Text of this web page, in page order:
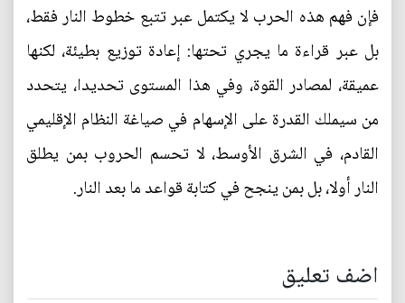
فإن فهم هذه الحرب لا يكتمل عبر تتبع خطوط النار فقط،
بل عبر قراءة ما يجري تحتها: إعادة توزيع بطيئة، لكنها
عميقة، لمصادر القوة، وفي هذا المستوى تحديدا، يتحدد
من سيملك القدرة على الإسهام في صياغة النظام الإقليمي
القادم، في الشرق الأوسط، لا تحسم الحروب بمن يطلق
النار أولا، بل بمن ينجح في كتابة قواعد ما بعد النار.
اضف تعليق